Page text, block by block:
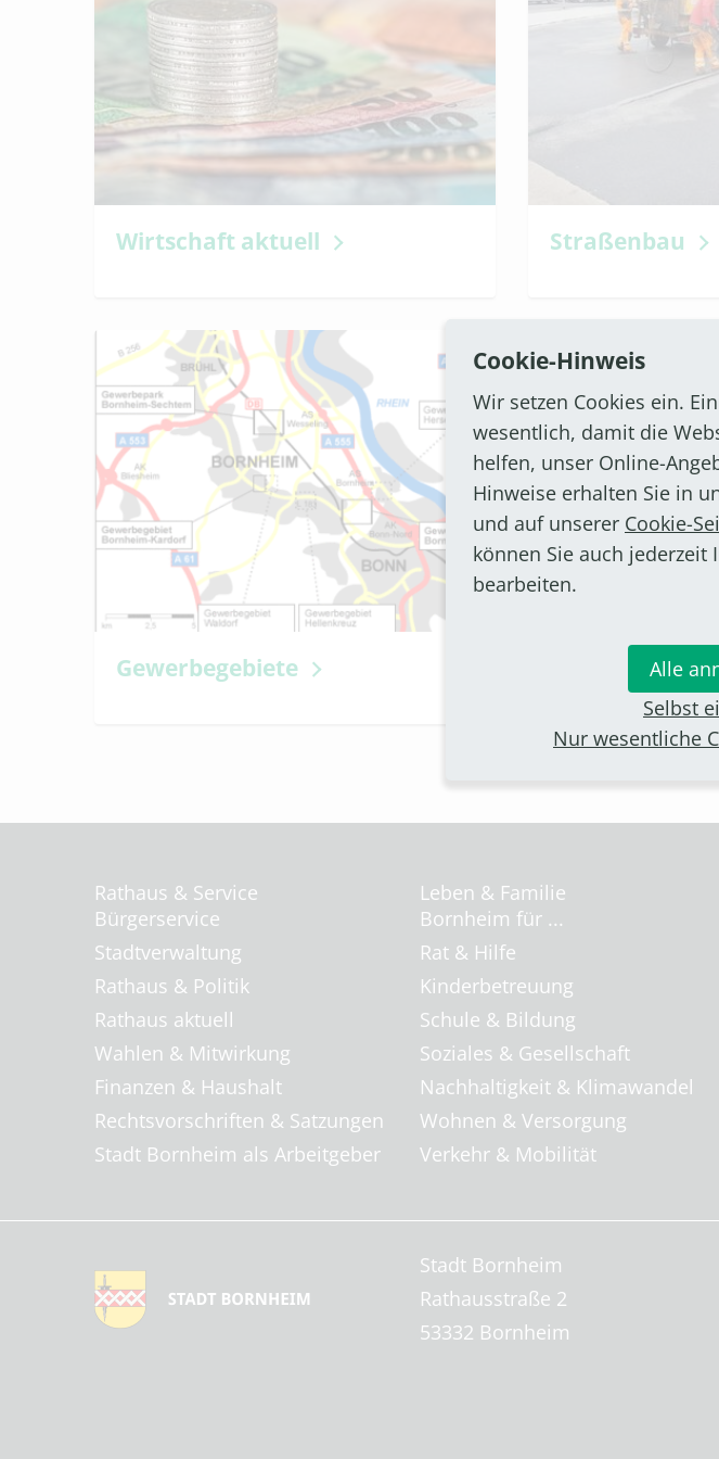
Wirtschaft aktuell Straßenbau
Gewerbegebiete
Rathaus & Service
Bürgerservice
Stadtverwaltung
Rathaus & Politik
Rathaus aktuell
Wahlen & Mitwirkung
Finanzen & Haushalt
Rechtsvorschriften & Satzungen
Stadt Bornheim als Arbeitgeber
Leben & Familie
Bornheim für ...
Rat & Hilfe
Kinderbetreuung
Schule & Bildung
Soziales & Gesellschaft
Nachhaltigkeit & Klimawandel
Wohnen & Versorgung
Verkehr & Mobilität
Stadt Bornheim
Rathausstraße 2
53332 Bornheim
Cookie-Hinweis
Wir setzen Cookies ein.
wesentlich, damit die
helfen, unser Online-
Hinweise erhalten Sie in
und auf unserer Cookie-
können Sie auch jederzeit
bearbeiten.
Alle
Selbst
Nur wesentliche